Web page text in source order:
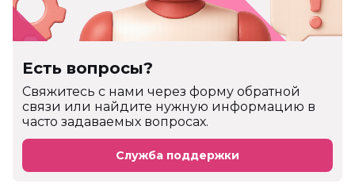
Есть вопросы?
Cвяжитесь с нами через форму обратной
связи или найдите нужную информацию в
часто задаваемых вопросах.
Служба поддержки